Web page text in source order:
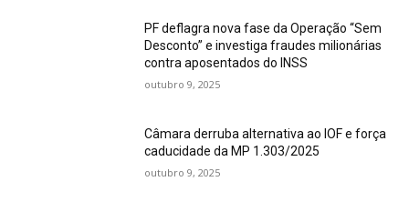
PF deflagra nova fase da Operação “Sem
Desconto” e investiga fraudes milionárias
contra aposentados do INSS
outubro 9, 2025
Câmara derruba alternativa ao IOF e força
caducidade da MP 1.303/2025
outubro 9, 2025